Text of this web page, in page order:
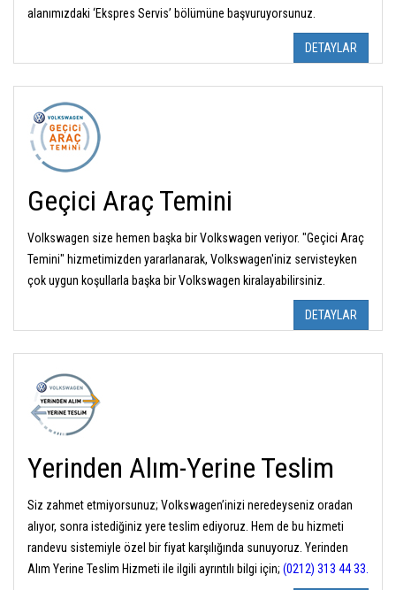
alanımızdaki ‘Ekspres Servis’ bölümüne başvuruyorsunuz.
DETAYLAR
Geçici Araç Temini
Volkswagen size hemen başka bir Volkswagen veriyor. "Geçici Araç
Temini" hizmetimizden yararlanarak, Volkswagen'iniz servisteyken
çok uygun koşullarla başka bir Volkswagen kiralayabilirsiniz.
DETAYLAR
Yerinden Alım-Yerine Teslim
Siz zahmet etmiyorsunuz; Volkswagen’inizi neredeyseniz oradan
alıyor, sonra istediğiniz yere teslim ediyoruz. Hem de bu hizmeti
randevu sistemiyle özel bir fiyat karşılığında sunuyoruz. Yerinden
Alım Yerine Teslim Hizmeti ile ilgili ayrıntılı bilgi için; (0212) 313 44 33.